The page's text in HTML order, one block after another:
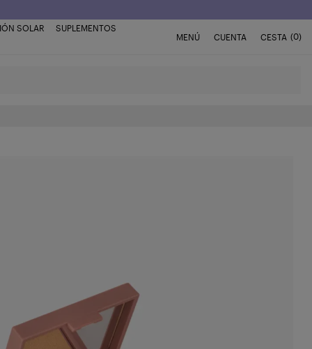
SOLAR
SUPLEMENTOS
MENÚ
CUENTA CESTA (0)